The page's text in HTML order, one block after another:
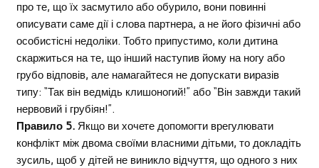
про те, що їх засмутило або обурило, вони повинні
описувати саме дії і слова партнера, а не його фізичні або
особистісні недоліки. Тобто припустимо, коли дитина
скаржиться на те, що інший наступив йому на ногу або
грубо відповів, але намагайтеся не допускати виразів
типу: “Так він ведмідь клишоногий!” або “Він завжди такий
нервовий і грубіян!”.
Правило 5.Якщо ви хочете допомогти врегулювати
конфлікт між двома своїми власними дітьми, то докладіть
зусиль, щоб у дітей не виникло відчуття, що одного з них